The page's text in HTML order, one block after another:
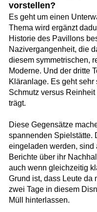
vorstellen?
Es geht um einen
Thema wird ergänzt
Historie des Pavillons
Nazivergangenheit, die
diesem symmetrischen,
Moderne. Und der dritte
Kläranlage. Es geht
Schmutz versus
trägt.
Diese Gegensätze
spannenden Spielstätte.
eingeladen werden,
Berichte über ihr
auch wenn gleichzeitig
Grund ist, dass Leute da
zwei Tage in diesem
Müll hinterlassen.